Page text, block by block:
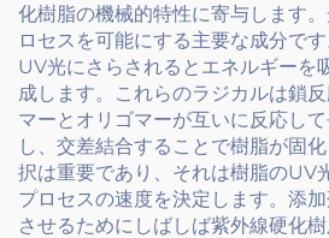
化樹脂の機械的特性に寄与します
ロセスを可能にする主要な成分で
UV光にさらされるとエネルギーを
成します。これらのラジカルは鎖
マーとオリゴマーが互いに反応し
し、交差結合することで樹脂が固
択は重要であり、それは樹脂のUV
プロセスの速度を決定します。添
させるためにしばしば紫外線硬化樹